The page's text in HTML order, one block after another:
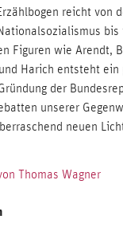
reicht von
Figuren wie Arendt,
Harich entsteht
der
unserer
neuen
Thomas Wagner